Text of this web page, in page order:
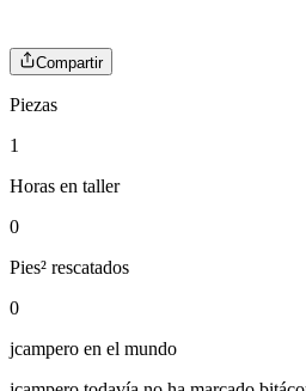
Compartir
Piezas
1
Horas en taller
0
Pies² rescatados
0
jcampero en el mundo